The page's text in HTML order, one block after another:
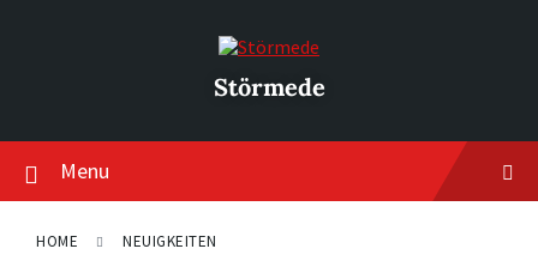
Störmede
Menu
HOME NEUIGKEITEN